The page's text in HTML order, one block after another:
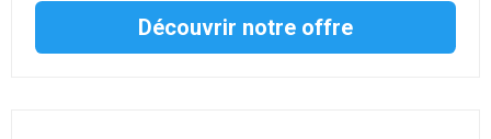
Découvrir notre offre